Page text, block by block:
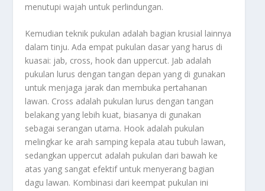
menutupi wajah untuk perlindungan.
Kemudian teknik pukulan adalah bagian krusial lainnya
dalam tinju. Ada empat pukulan dasar yang harus di
kuasai: jab, cross, hook dan uppercut. Jab adalah
pukulan lurus dengan tangan depan yang di gunakan
untuk menjaga jarak dan membuka pertahanan
lawan. Cross adalah pukulan lurus dengan tangan
belakang yang lebih kuat, biasanya di gunakan
sebagai serangan utama. Hook adalah pukulan
melingkar ke arah samping kepala atau tubuh lawan,
sedangkan uppercut adalah pukulan dari bawah ke
atas yang sangat efektif untuk menyerang bagian
dagu lawan. Kombinasi dari keempat pukulan ini